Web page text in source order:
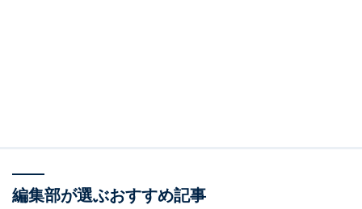
編集部が選ぶおすすめ記事